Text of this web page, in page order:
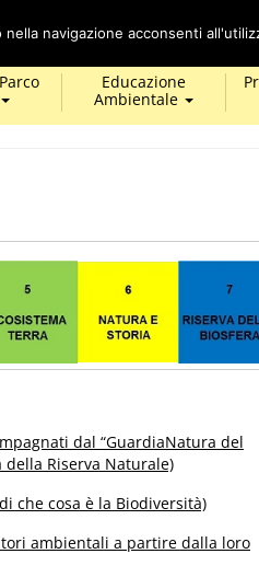
Cerca
Educazione
Ambientale
dal “GuardiaNatura del
Riserva Naturale)
che cosa è la Biodiversità)
ambientali a partire dalla loro
navigazione acconsenti